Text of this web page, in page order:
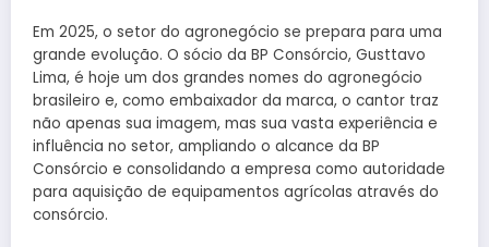
Em 2025, o setor do agronegócio se prepara para uma
grande evolução. O sócio da BP Consórcio, Gusttavo
Lima, é hoje um dos grandes nomes do agronegócio
brasileiro e, como embaixador da marca, o cantor traz
não apenas sua imagem, mas sua vasta experiência e
influência no setor, ampliando o alcance da BP
Consórcio e consolidando a empresa como autoridade
para aquisição de equipamentos agrícolas através do
consórcio.